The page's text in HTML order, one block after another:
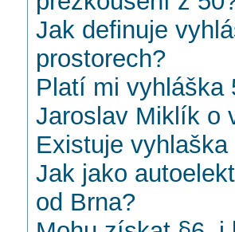
Jak definuje
prostorech?
Platí mi vyhláška
Jaroslav Miklík o
Existuje
Jak jako
od Brna?